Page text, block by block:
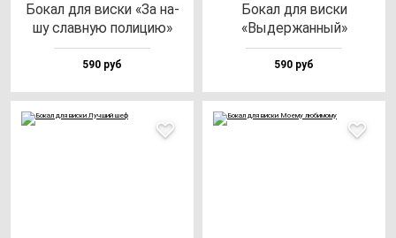
Бокал для вис­ки «За на­
шу слав­ную по­ли­цию»
590 руб
Бокал для вис­ки
«Выдер­жан­ный»
590 руб